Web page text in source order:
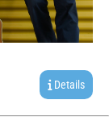
Details